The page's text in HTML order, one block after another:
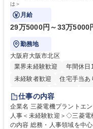
は＞
月給
29万5000円～33万5000
勤務地
大阪府大阪市北区
業界未経験歓迎
年間休日
未経験者歓迎
住宅手当あ
退職金あり
駅近5分以内
土日祝休み
仕事の内容
企業名 三菱電機プラントエンジニアリ
人事＜未経験歓迎＞◇三菱電
の内容 総務・人事領域を中